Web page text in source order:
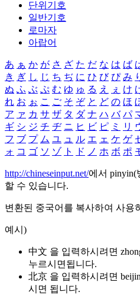
단위기호
일반기호
로마자
아랍어
あ ぁ か が さ ざ た だ な は ば
き ぎ し じ ち ぢ に ひ び ぴ み
ぬ ふ ぶ ぷ む ゆ ゅ る え ぇ け
れ お ぉ こ ご そ ぞ と ど の ほ
ア ァ カ サ ザ タ ダ ナ ハ バ パ
ギ シ ジ チ ヂ ニ ヒ ビ ピ ミ リ
フ ブ プ ム ユ ュ ル エ ェ ケ ゲ
ォ コ ゴ ソ ゾ ト ド ノ ホ ボ ポ
http://chineseinput.net/에서 pinyin(
할 수 있습니다.
변환된 중국어를 복사하여 사용
예시)
中文 을 입력하시려면
누르시면됩니다.
北京 을 입력하시려면
시면 됩니다.